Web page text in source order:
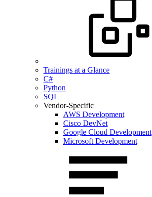
Trainings at a Glance
C#
Python
SQL
Vendor-Specific
AWS Development
Cisco DevNet
Google Cloud Development
Microsoft Development